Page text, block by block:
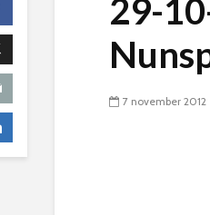
29-
7 november 2012